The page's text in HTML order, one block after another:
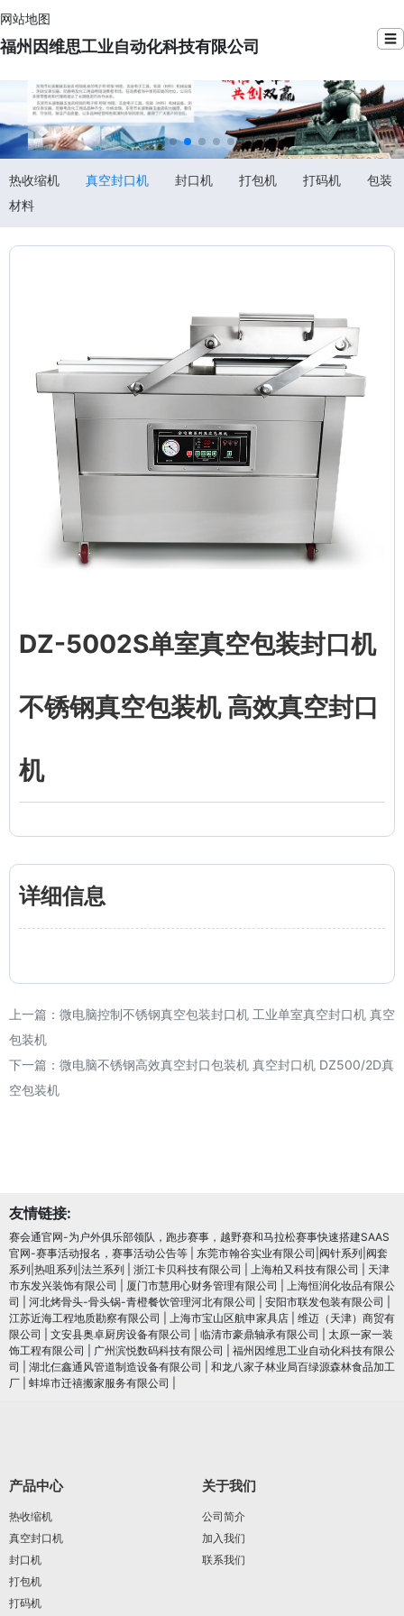
网站地图
福州因维思工业自动化科技有限公司 ☰
热收缩机 真空封口机 封口机 打包机 打码机
包装
材料
DZ-5002S单室真空包装封口机
不锈钢真空包装机 高效真空封口
机
详细信息
上一篇： 微电脑控制不锈钢真空包装封口机 工业单室真空封口机 真空
包装机
下一篇： 微电脑不锈钢高效真空封口包装机 真空封口机 DZ500/2D真
空包装机
友情链接:
赛会通官网-为户外俱乐部领队，跑步赛事，越野赛和马拉松赛事快速搭建SAAS
官网-赛事活动报名，赛事活动公告等
东莞市翰谷实业有限公司|阀针系列|阀套
系列|热咀系列|法兰系列
浙江卡贝科技有限公司 上海柏又科技有限公司
天津
市东发兴装饰有限公司
厦门市慧用心财务管理有限公司
上海恒润化妆品有限公
司
河北烤骨头-骨头锅-青橙餐饮管理河北有限公司 安阳市联发包装有限公司
江苏近海工程地质勘察有限公司
上海市宝山区航申家具店
维迈（天津）商贸有
限公司
文安县奥卓厨房设备有限公司 临清市豪鼎轴承有限公司
太原一家一装
饰工程有限公司
广州滨悦数码科技有限公司
福州因维思工业自动化科技有限公
司
湖北仨鑫通风管道制造设备有限公司
和龙八家子林业局百绿源森林食品加工
厂
蚌埠市迁禧搬家服务有限公司
产品中心
热收缩机
真空封口机
封口机
打包机
打码机
关于我们
公司简介
加入我们
联系我们